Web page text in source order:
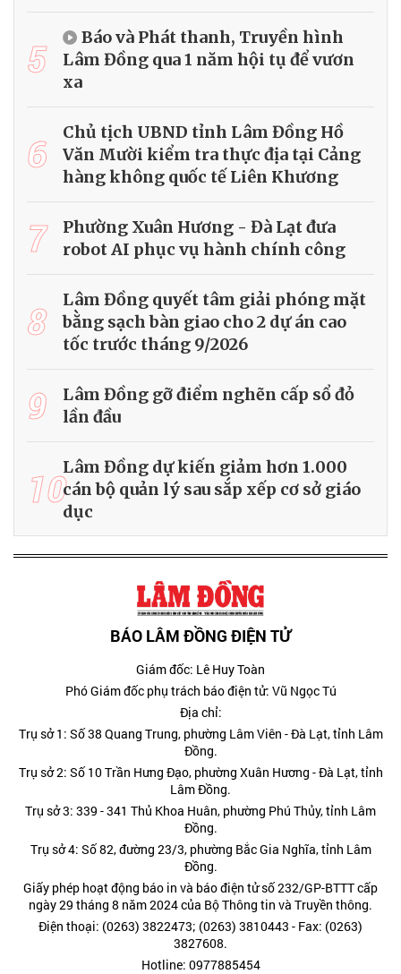
5
Báo và Phát thanh, Truyền hình
Lâm Đồng qua 1 năm hội tụ để vươn
xa
6
Chủ tịch UBND tỉnh Lâm Đồng Hồ
Văn Mười kiểm tra thực địa tại Cảng
hàng không quốc tế Liên Khương
7
Phường Xuân Hương - Đà Lạt đưa
robot AI phục vụ hành chính công
8
Lâm Đồng quyết tâm giải phóng mặt
bằng sạch bàn giao cho 2 dự án cao
tốc trước tháng 9/2026
9
Lâm Đồng gỡ điểm nghẽn cấp sổ đỏ
lần đầu
10Lâm Đồng dự kiến giảm hơn 1.000
cán bộ quản lý sau sắp xếp cơ sở giáo
dục
BÁO LÂM ĐỒNG ĐIỆN TỬ
Giám đốc: Lê Huy Toàn
Phó Giám đốc phụ trách báo điện tử: Vũ Ngọc Tú
Địa chỉ:
Trụ sở 1: Số 38 Quang Trung, phường Lâm Viên - Đà Lạt, tỉnh Lâm
Đồng.
Trụ sở 2: Số 10 Trần Hưng Đạo, phường Xuân Hương - Đà Lạt, tỉnh
Lâm Đồng.
Trụ sở 3: 339 - 341 Thủ Khoa Huân, phường Phú Thủy, tỉnh Lâm
Đồng.
Trụ sở 4: Số 82, đường 23/3, phường Bắc Gia Nghĩa, tỉnh Lâm
Đồng.
Giấy phép hoạt động báo in và báo điện tử số 232/GP-BTTT cấp
ngày 29 tháng 8 năm 2024 của Bộ Thông tin và Truyền thông.
Điện thoại: (0263) 3822473; (0263) 3810443 - Fax: (0263)
3827608.
Hotline: 0977885454